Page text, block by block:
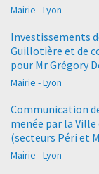
Mairie - Lyon
Investissements
Guillotière et de
pour Mr Grégory
Mairie - Lyon
Communication
menée par la
(secteurs Péri et
Mairie - Lyon